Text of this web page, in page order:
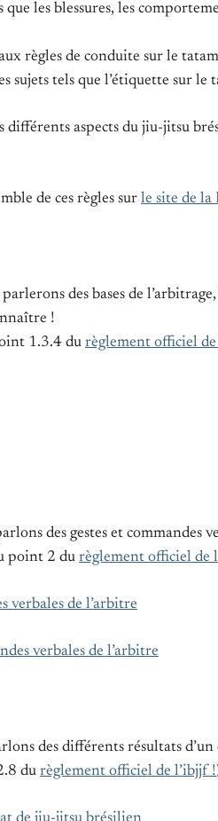
les blessures, les
règles de conduite sur le
tels que l’étiquette sur le
différents aspects du jiu-jitsu
de ces règles sur le site de la
des bases de
!
1.3.4 du règlement officiel
des gestes et commandes
point 2 du règlement officiel de
verbales de l’arbitre
verbales de l’arbitre
des différents résultats
du règlement officiel de l’ibjjf !